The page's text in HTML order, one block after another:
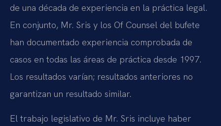
de una década de experiencia en la práctica legal.
En conjunto, Mr. Sris y los Of Counsel del bufete
han documentado experiencia comprobada de
casos en todas las áreas de práctica desde 1997.
Los resultados varían; resultados anteriores no
garantizan un resultado similar.
El trabajo legislativo de Mr. Sris incluye haber